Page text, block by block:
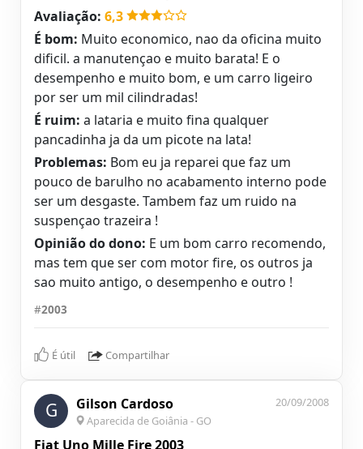
Avaliação: 6,3
É bom: Muito economico, nao da oficina muito
dificil. a manutençao e muito barata! E o
desempenho e muito bom, e um carro ligeiro
por ser um mil cilindradas!
É ruim: a lataria e muito fina qualquer
pancadinha ja da um picote na lata!
Problemas: Bom eu ja reparei que faz um
pouco de barulho no acabamento interno pode
ser um desgaste. Tambem faz um ruido na
suspençao trazeira !
Opinião do dono: E um bom carro recomendo,
mas tem que ser com motor fire, os outros ja
sao muito antigo, o desempenho e outro !
#2003
É útil Compartilhar
G Gilson Cardoso
Aparecida de Goiânia - GO
20/09/2008
Fiat Uno Mille Fire 2003